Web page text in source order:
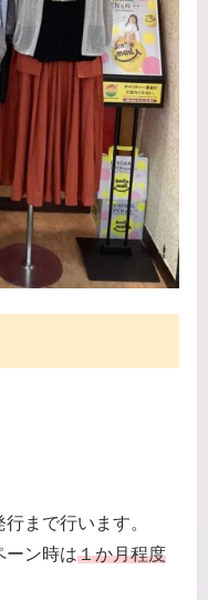
まで行います。
ーン時は１か月程度